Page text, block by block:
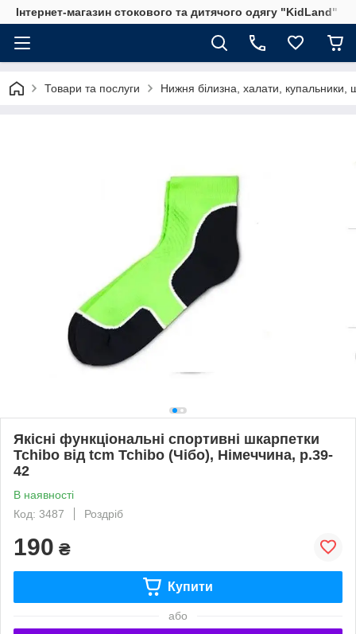
Інтернет-магазин стокового та дитячого одягу "KidLand"
Товари та послуги Нижня білизна, халати, купальники,
Якісні функціональні спортивні шкарпетки
Tchibo від tcm Tchibo (Чібо), Німеччина, р.39-
42
В наявності
Код: 3487
Роздріб
190 ₴
Купити
або